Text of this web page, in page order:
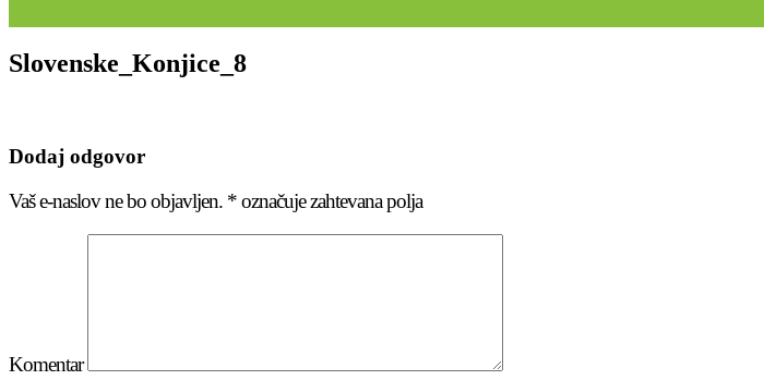
Slovenske_Konjice_8
Dodaj odgovor
Vaš e-naslov ne bo objavljen. *označuje zahtevana polja
Komentar